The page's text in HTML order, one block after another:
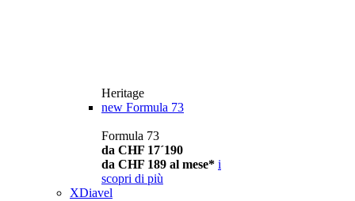
Heritage
new Formula 73
Formula 73
da CHF 17´190
da CHF 189 al mese* i
scopri di più
XDiavel